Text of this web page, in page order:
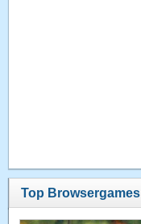
Top Browsergames